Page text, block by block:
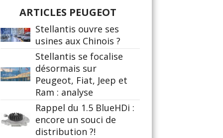
ARTICLES PEUGEOT
Stellantis ouvre ses
usines aux Chinois ?
Stellantis se focalise
désormais sur
Peugeot, Fiat, Jeep et
Ram : analyse
Rappel du 1.5 BlueHDi :
encore un souci de
distribution ?!